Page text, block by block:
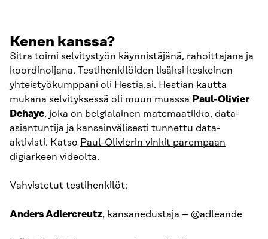
Kenen kanssa?
Sitra toimi selvitystyön käynnistäjänä, rahoittajana ja
koordinoijana. Testihenkilöiden lisäksi keskeinen
yhteistyökumppani oli Hestia.ai. Hestian kautta
mukana selvityksessä oli muun muassa Paul-Olivier
Dehaye, joka on belgialainen matemaatikko, data-
asiantuntija ja kansainvälisesti tunnettu data-
aktivisti. Katso Paul-Olivierin vinkit parempaan
digiarkeen videolta.
Vahvistetut testihenkilöt:
Anders Adlercreutz, kansanedustaja – @adleande